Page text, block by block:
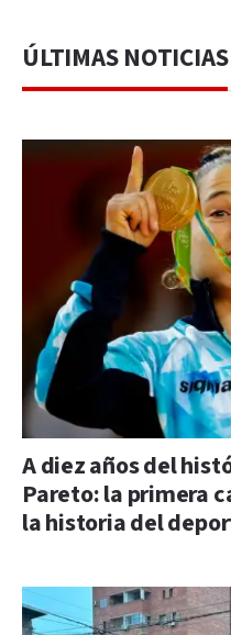
ÚLTIMAS NOTICIAS
A diez años del
Pareto: la primera
la historia del